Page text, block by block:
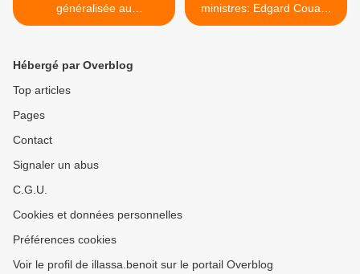
généralisée au
gouvernement Yayi: Des
ministres: Edgard Couao-
zotti Directeur de
Hébergé par Overblog
Top articles
Pages
Contact
Signaler un abus
C.G.U.
Cookies et données personnelles
Préférences cookies
Voir le profil de illassa.benoit sur le portail Overblog